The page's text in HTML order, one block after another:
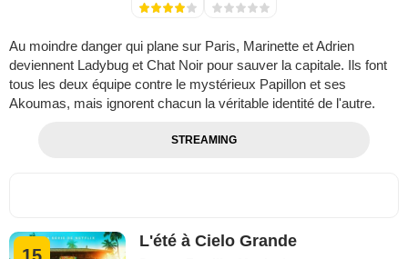
Au moindre danger qui plane sur Paris, Marinette et Adrien
deviennent Ladybug et Chat Noir pour sauver la capitale. Ils font
tous les deux équipe contre le mystérieux Papillon et ses
Akoumas, mais ignorent chacun la véritable identité de l'autre.
STREAMING
15
L'été à Cielo Grande